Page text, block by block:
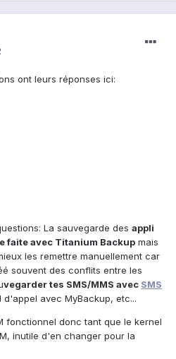
ont leurs réponses ici:
La sauvegarde des appli
faite avec Titanium Backup mais
les remettre manuellement car
souvent des conflits entre les
vegarder tes SMS/MMS avec SMS
d'appel avec MyBackup, etc...
fonctionnel donc tant que le kernel
inutile d'en changer pour la